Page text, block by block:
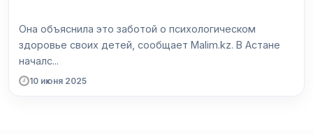
Она объяснила это заботой о психологическом
здоровье своих детей, сообщает Malim.kz. В Астане
началс...
10 июня 2025